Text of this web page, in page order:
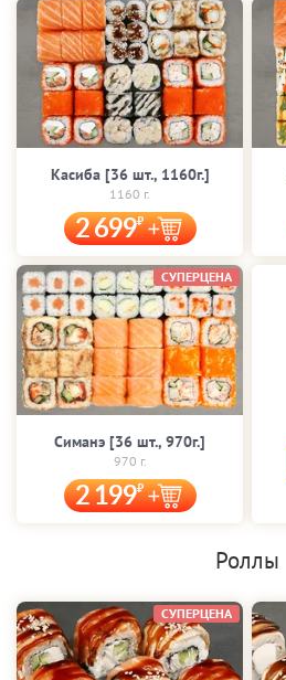
Касиба [36 шт., 1160г.]
1160 г.
2 699
Симанэ [36 шт., 970г.]
970 г.
2 199
СУПЕРЦЕНА
Роллы
СУПЕРЦЕНА